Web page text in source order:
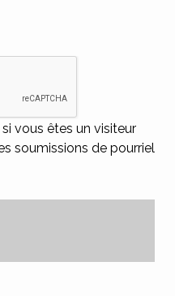
vous êtes un visiteur
soumissions de pourriel